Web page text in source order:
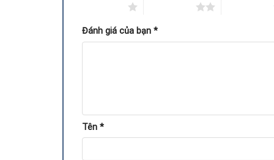
Đánh giá của bạn *
Tên *